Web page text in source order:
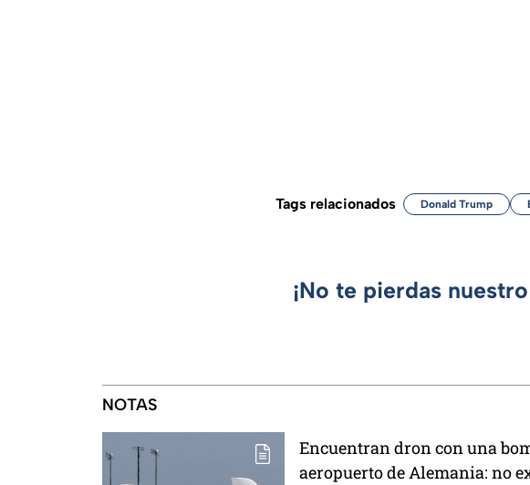
Tags relacionados Donald Trump
¡No te pierdas
NOTAS
Encuentran dron con una
aeropuerto de Alemania: no